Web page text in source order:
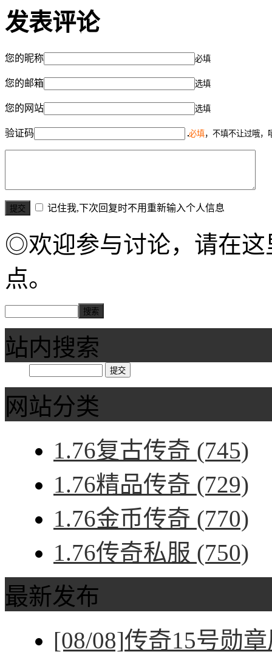
发表评论
您的昵称 必填
您的邮箱 选填
您的网站 选填
验证码 必填，不填不让过哦，
记住我,下次回复时不用重新输入个人信息
◎欢迎参与讨论，请在这
点。
站内搜索
网站分类
1.76复古传奇 (745)
1.76精品传奇 (729)
1.76金币传奇 (770)
1.76传奇私服 (750)
最新发布
[08/08]传奇15号勋